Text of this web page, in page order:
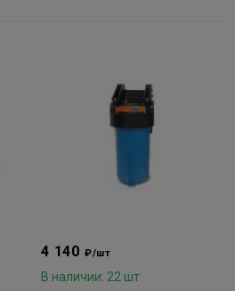
4 140 ₽/шт
В наличии: 22 шт